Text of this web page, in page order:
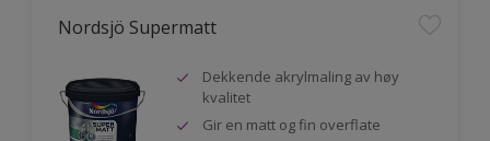
Nordsjö Supermatt
Dekkende akrylmaling av høy
kvalitet
Gir en matt og fin overflate